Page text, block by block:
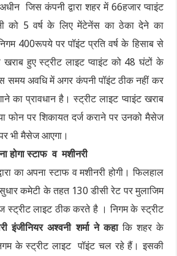
जिस कंपनी द्वारा शहर में 66हजार प्वाइंट
को 5 वर्ष के लिए मेंटेनेंस का ठेका देने का
400रूपये पर पॉइंट प्रति वर्ष के हिसाब से
खराब हुए स्ट्रीट लाइट प्वाइंट को 48 घंटों के
समय अवधि में अगर कंपनी पॉइंट ठीक नहीं कर
का प्रावधान है। स्ट्रीट लाइट प्वाइंट खराब
फोन पर शिकायत दर्ज कराने पर उनको मैसेज
भी मैसेज आएगा।
होगा स्टाफ व मशीनरी
का अपना स्टाफ व मशीनरी होगी। फिलहाल
सुधार कमेटी के तहत 130 डीसी रेट पर मुलाजिम
स्ट्रीट लाइट ठीक करते है । निगम के स्ट्रीट
इंजीनियर अश्वनी शर्मा ने कहाकि शहर के
के स्ट्रीट लाइट पॉइंट चल रहे हैं। इसकी